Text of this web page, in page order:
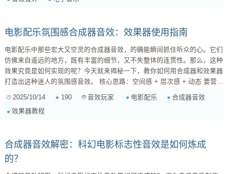
电影配乐氛围感合成器音效：效果器使用指南
电影配乐中那些宏大又空灵的合成器音效，的确能瞬间抓住听众的心。它们
仿佛来自遥远的地方，既有丰富的细节，又不失整体的连贯性。那么，这种
效果究竟是如何实现的呢？今天就来揭秘一下，教你如何用合成器和效果器
打造出这种迷人的氛围感音效。 核心思路：空间感 + 层次感 + 动态 要营造
2025/10/14 190 音效玩家 电影配乐
合成器音效
效果器教程
合成器音效解密：科幻电影标志性音效是如何炼成
的？